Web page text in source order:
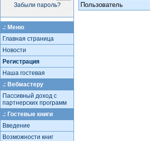
Пользователь
Забыли пароль?
.: Меню
Главная страница
Новости
Регистрация
Наша гостевая
.: Вебмастеру
Пассивный доход с
партнерских программ
.: Гостевые книги
Введение
Возможности книг